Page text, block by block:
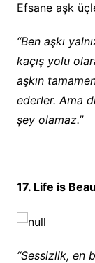
Efsane aşk
“Ben aşkı
kaçış yolu
aşkın
ederler. Ama
şey olamaz.”
17. Life is
“Sessizlik, en